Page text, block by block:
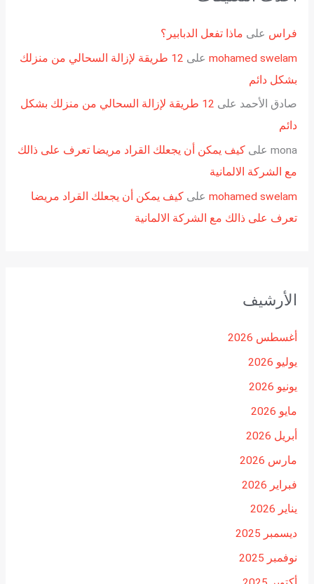
فراس على ماذا تفعل الدبابير؟
mohamed swelamعلى
12 طريقة لإزالة السحالي من منزلك
بشكل دائم
صادق الأحمد على
12 طريقة لإزالة السحالي من منزلك بشكل
دائم
monaعلى كيف يمكن أن يجعلك القراد مريضا تعرف على ذالك
مع الشركة الالمانية
mohamed swelamعلى كيف يمكن أن يجعلك القراد مريضا
تعرف على ذالك مع الشركة الالمانية
الأرشيف
أغسطس 2026
يوليو 2026
يونيو 2026
مايو 2026
أبريل 2026
مارس 2026
فبراير 2026
يناير 2026
ديسمبر 2025
نوفمبر 2025